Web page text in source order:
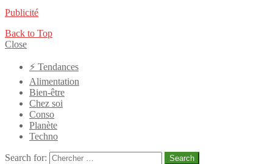
Publicité
Back to Top
Close
⚡️ Tendances
Alimentation
Bien-être
Chez soi
Conso
Planète
Techno
Search for: Search